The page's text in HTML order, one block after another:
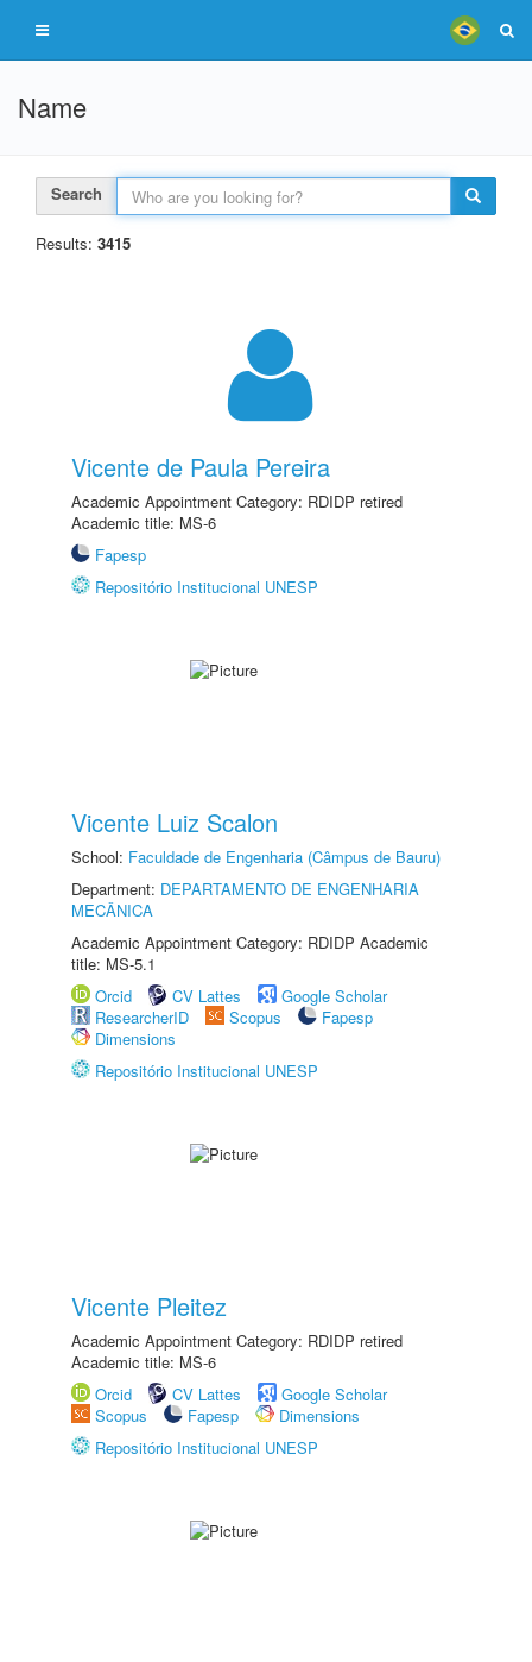
Name
Search
Results: 3415
Vicente de Paula Pereira
Academic Appointment Category: RDIDP retired
Academic title: MS-6
Fapesp
Repositório Institucional UNESP
Vicente Luiz Scalon
School: Faculdade de Engenharia (Câmpus de Bauru)
Department: DEPARTAMENTO DE ENGENHARIA
MECÂNICA
Academic Appointment Category: RDIDP Academic
title: MS-5.1
Orcid
CV Lattes
Google Scholar
ResearcherID
Scopus
Fapesp
Dimensions
Repositório Institucional UNESP
Vicente Pleitez
Academic Appointment Category: RDIDP retired
Academic title: MS-6
Orcid
CV Lattes
Google Scholar
Scopus
Fapesp
Dimensions
Repositório Institucional UNESP